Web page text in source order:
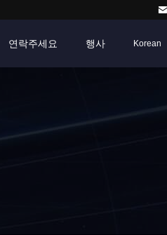
연락주세요 행사 Korean